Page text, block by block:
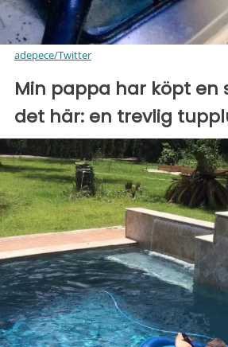
adepece/Twitter
Min pappa har köpt en
det här: en trevlig